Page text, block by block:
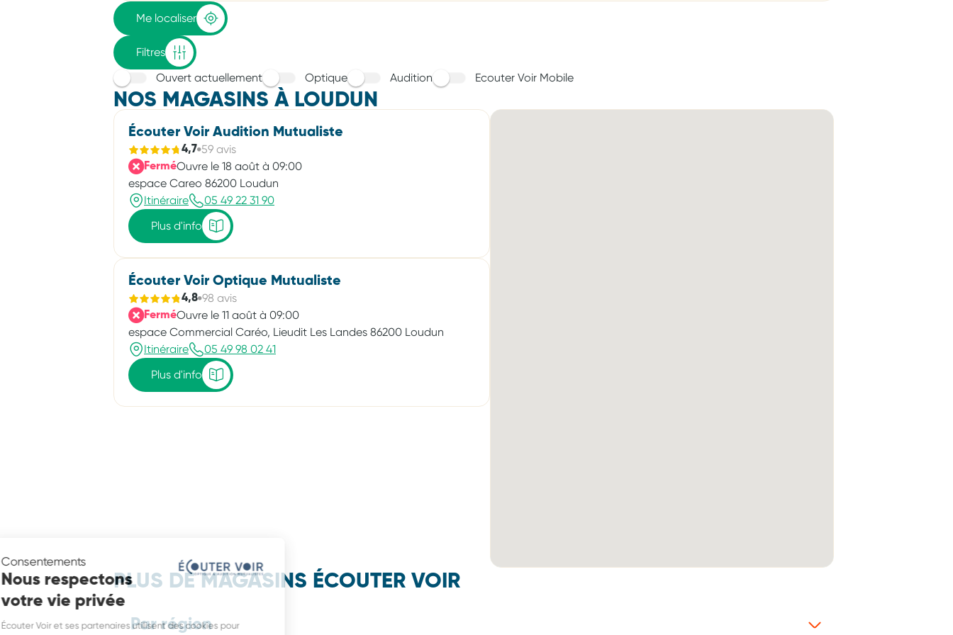
Consentements
Nous respectons
votre vie privée
Écouter Voir et ses partenaires utilisent des cookies pour
adresse
Me localiser
Filtres
Ouvert actuellement
Optique Audition Ecouter Voir Mobile
NOS MAGASINS À LOUDUN
Écouter Voir Audition Mutualiste
4,7 59 avis
FerméOuvre le 18 août à 09:00
espace Careo 86200 Loudun
Itinéraire
05 49 22 31 90
Plus d'info
Écouter Voir Optique Mutualiste
4,8 98 avis
FerméOuvre le 11 août à 09:00
espace Commercial Caréo, Lieudit Les Landes 86200 Loudun
Itinéraire
05 49 98 02 41
Plus d'info
PLUS DE MAGASINS ÉCOUTER VOIR
Par région